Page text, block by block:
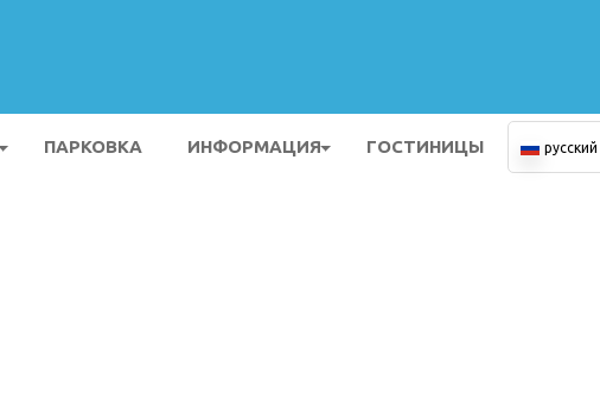
ПАРКОВКА ИНФОРМАЦИЯ ГОСТИНИЦЫ русский